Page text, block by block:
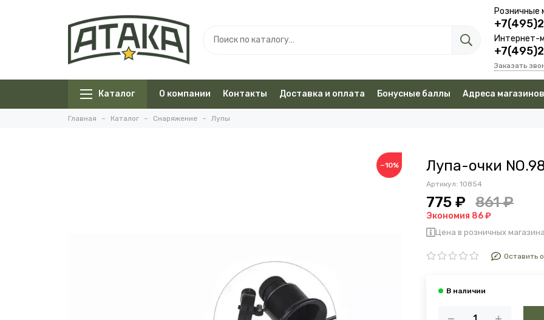
Розничные
Интернет-
Заказать
Каталог О компании Контакты Доставка и оплата Бонусные баллы Адреса магазинов
Главная Каталог Снаряжение Лупы
−10% Лупа-очки
Артикул: 10854
775 ₽ 861 ₽
Экономия 86 ₽
Цена в розничных
Оставить